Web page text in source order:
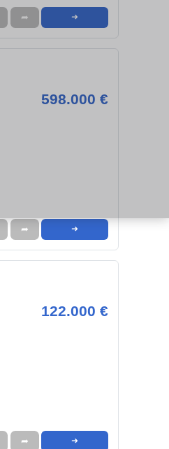
➦ ➜
598.000 €
➦ ➜
122.000 €
➦ ➜